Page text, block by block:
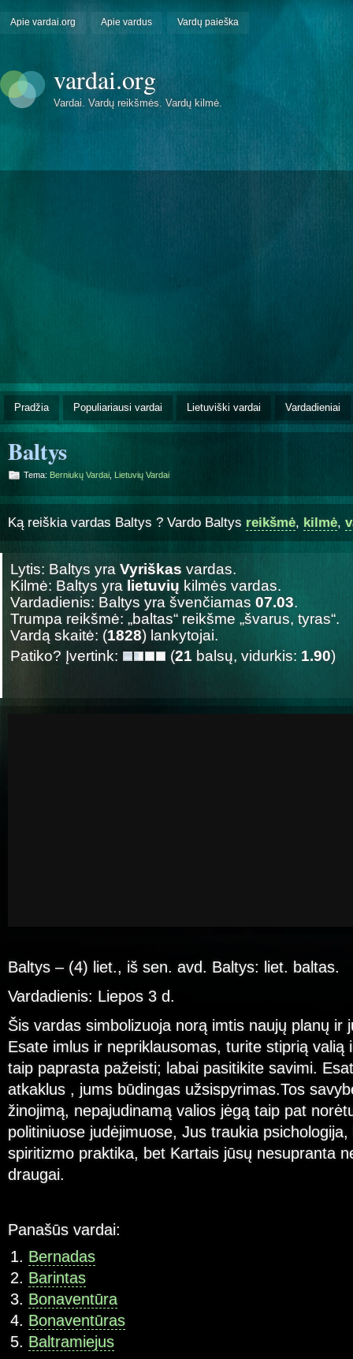
Apie vardai.org Apie vardus Vardų paieška
vardai.org
Vardai. Vardų reikšmės. Vardų kilmė.
Pradžia Populiariausi vardai Lietuviški vardai Vardadieniai
Baltys
Tema: Berniukų Vardai Lietuvių Vardai
Ką reiškia vardas Baltys ? Vardo Baltys reikšmė, kilmė,
Lytis: Baltys yra Vyriškas vardas.
Kilmė: Baltys yra lietuvių kilmės vardas.
Vardadienis: Baltys yra švenčiamas 07.03.
Trumpa reikšmė: „baltas“ reikšme „švarus, tyras“.
Vardą skaitė: (1828) lankytojai.
Patiko? Įvertink:
(21 balsų, vidurkis: 1.90)
Baltys – (4) liet., iš sen. avd. Baltys: liet. baltas.
Vardadienis: Liepos 3 d.
Šis vardas simbolizuoja norą imtis naujų planų ir
Esate imlus ir nepriklausomas, turite stiprią valią
taip paprasta pažeisti; labai pasitikite savimi.
atkaklus , jums būdingas užsispyrimas.Tos
žinojimą, nepajudinamą valios jėgą taip pat
politiniuose judėjimuose, Jus traukia
spiritizmo praktika, bet Kartais jūsų nesupranta
draugai.
Panašūs vardai:
Bernadas
Barintas
Bonaventūra
Bonaventūras
Baltramiejus